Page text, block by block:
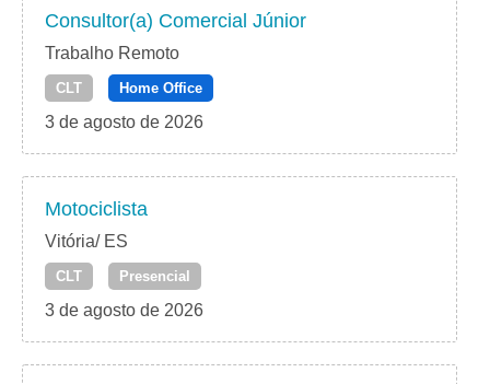
Consultor(a) Comercial Júnior
Trabalho Remoto
CLT Home Office
3 de agosto de 2026
Motociclista
Vitória/ ES
CLT Presencial
3 de agosto de 2026